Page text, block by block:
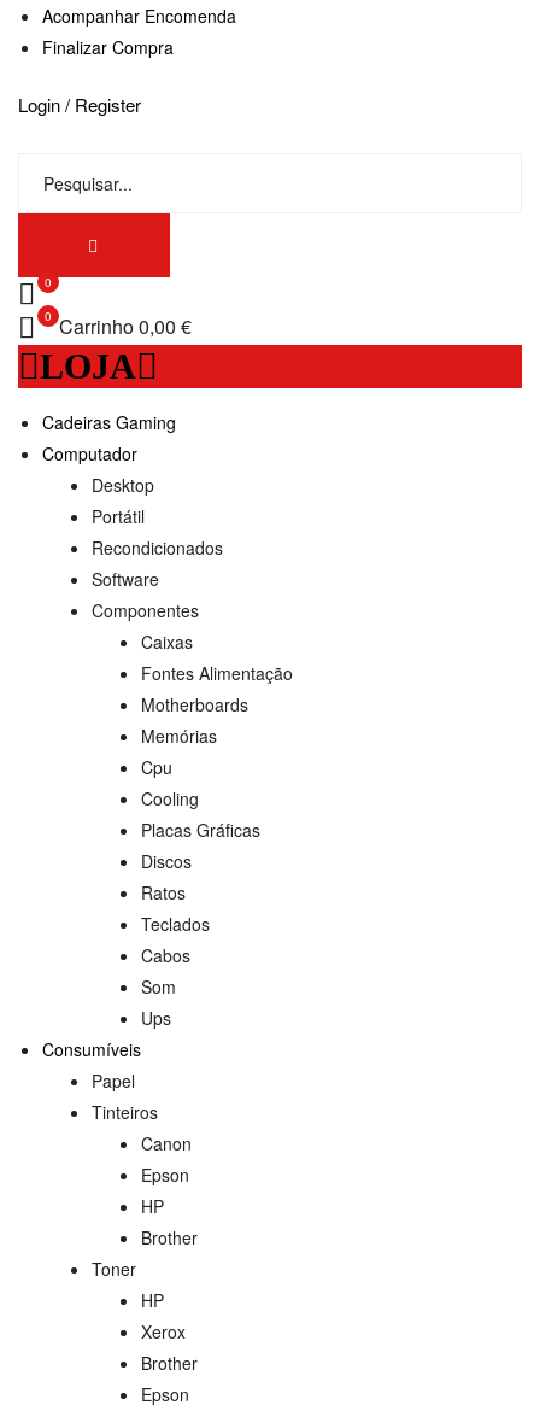
Acompanhar Encomenda
Finalizar Compra
Login / Register
0
0 Carrinho0,00 €
LOJA
Cadeiras Gaming
Computador
Desktop
Portátil
Recondicionados
Software
Componentes
Caixas
Fontes Alimentação
Motherboards
Memórias
Cpu
Cooling
Placas Gráficas
Discos
Ratos
Teclados
Cabos
Som
Ups
Consumíveis
Papel
Tinteiros
Canon
Epson
HP
Brother
Toner
HP
Xerox
Brother
Epson